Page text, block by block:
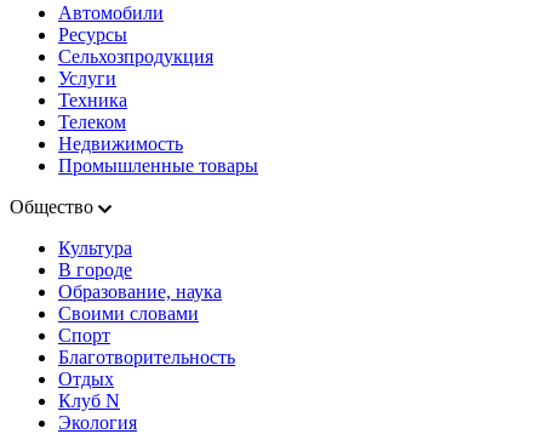
Автомобили
Ресурсы
Сельхозпродукция
Услуги
Техника
Телеком
Недвижимость
Промышленные товары
Общество
Культура
В городе
Образование, наука
Своими словами
Спорт
Благотворительность
Отдых
Клуб N
Экология